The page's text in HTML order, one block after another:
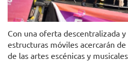
Con una oferta descentralizada
estructuras móviles acercarán
de las artes escénicas y